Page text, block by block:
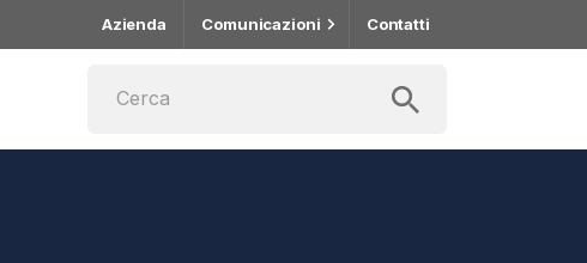
Azienda Comunicazioni Contatti